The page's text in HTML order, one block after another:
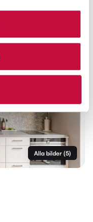
Alla bilder (5)